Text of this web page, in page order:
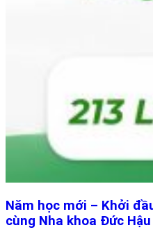
Năm học mới – Khởi
cùng Nha khoa Đức Hậu